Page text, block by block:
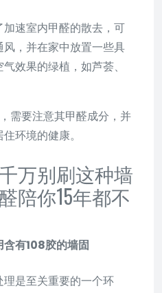
加速室内甲醛的散去，可
，并在家中放置一些具
效果的绿植，如芦荟、
需要注意其甲醛成分，并
环境的健康。
万别刷这种墙
陪你15年都不
有108胶的墙固
是至关重要的一个环